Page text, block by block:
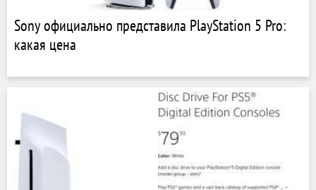
Sony официально представила PlayStation 5 Pro:
какая цена